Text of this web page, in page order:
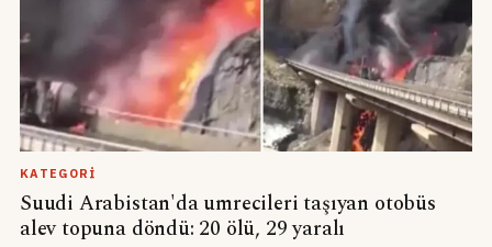
KATEGORI
Suudi Arabistan'da umrecileri taşıyan otobüs
alev topuna döndü: 20 ölü, 29 yaralı